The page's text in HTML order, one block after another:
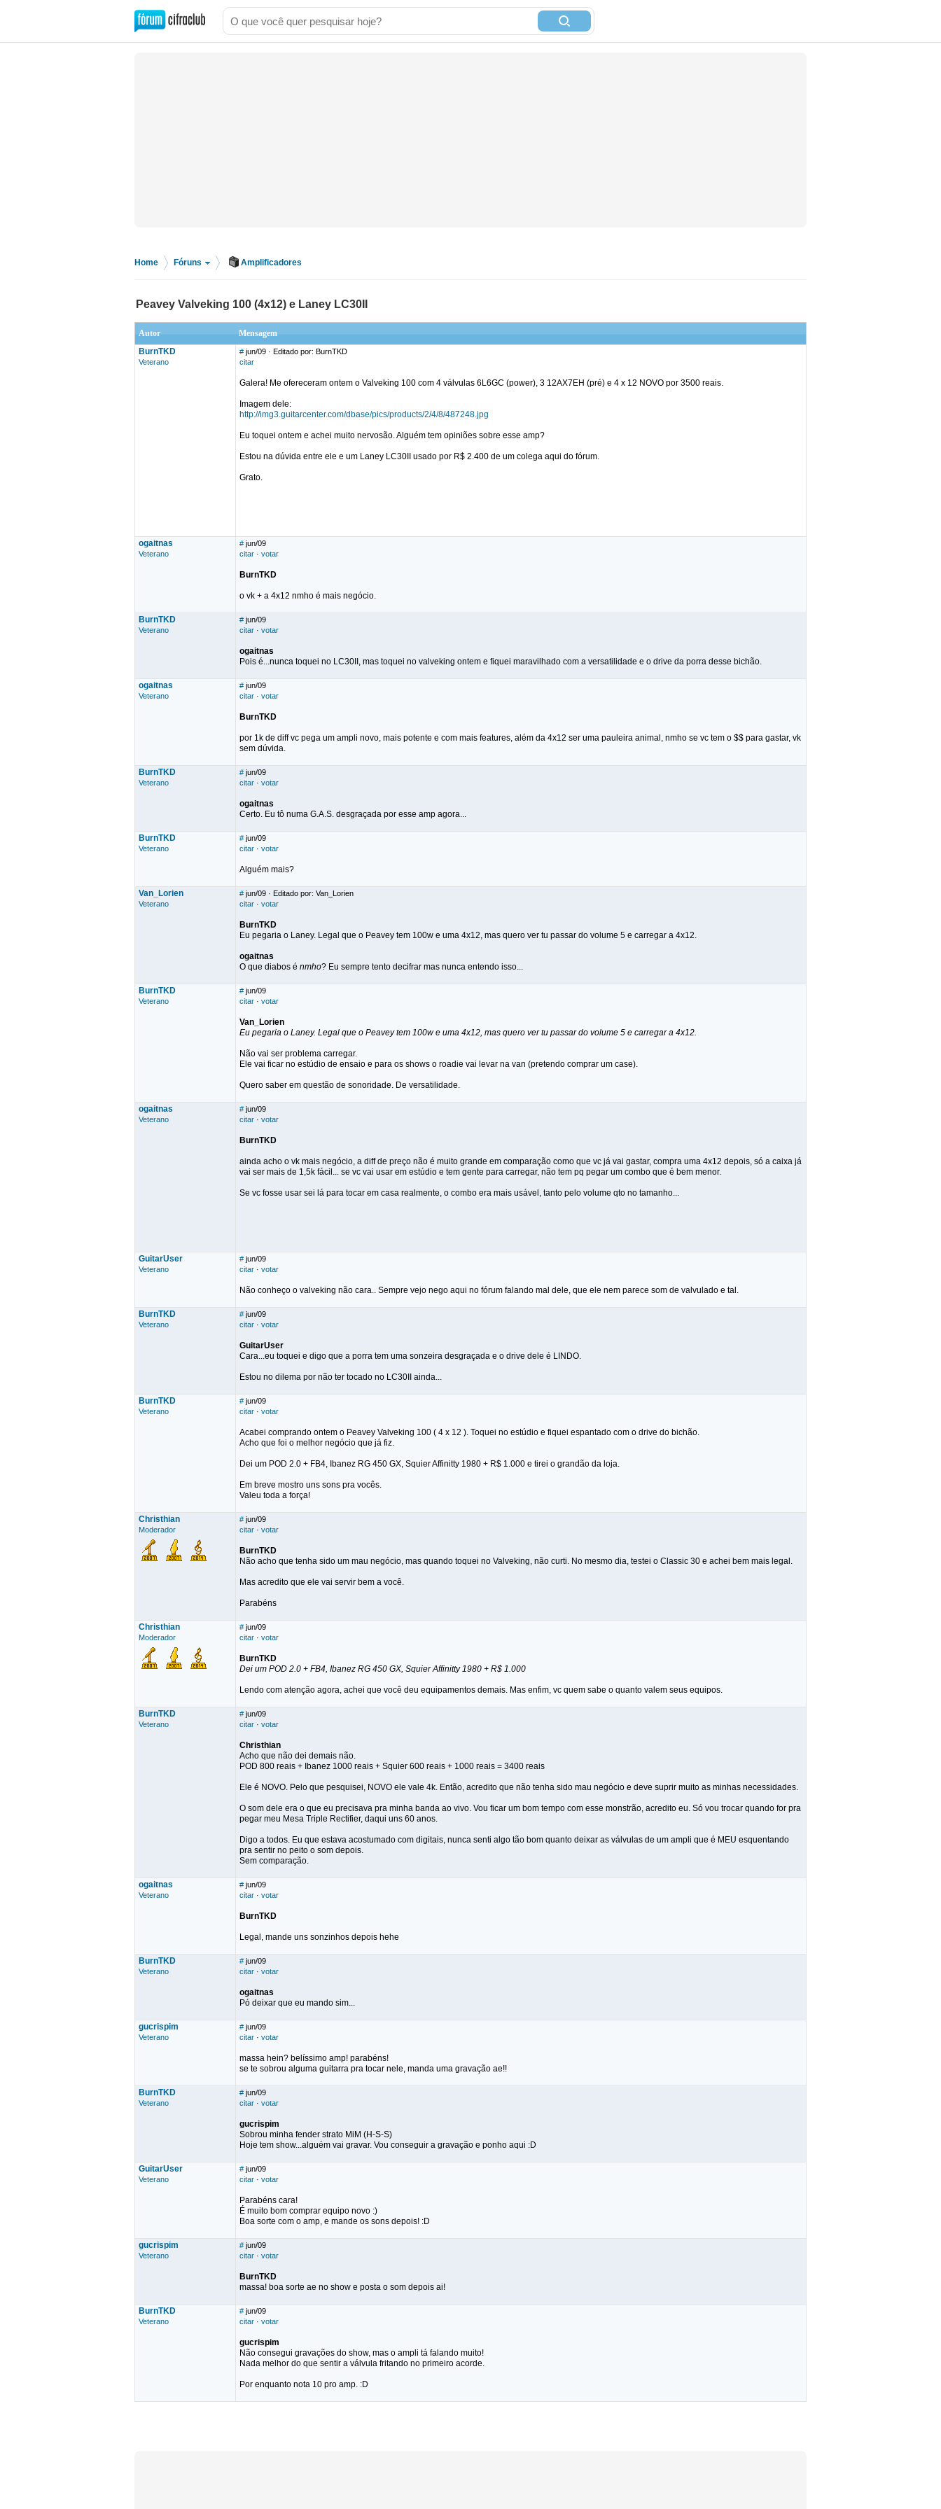
Home Fóruns Amplificadores
Peavey Valveking 100 (4x12) e Laney LC30II
Autor
Mensagem
BurnTKD
Veterano
# jun/09 · Editado por: BurnTKD
citar
Galera! Me ofereceram ontem o Valveking 100 com 4 válvulas 6L6GC (power), 3 12AX7EH (pré) e 4 x 12 NOVO por 3500 reais.
Imagem dele:
http://img3.guitarcenter.com/dbase/pics/products/2/4/8/487248.jpg
Eu toquei ontem e achei muito nervosão. Alguém tem opiniões sobre esse amp?
Estou na dúvida entre ele e um Laney LC30II usado por R$ 2.400 de um colega aqui do fórum.
Grato.
ogaitnas
Veterano
# jun/09
citar · votar
BurnTKD
o vk + a 4x12 nmho é mais negócio.
BurnTKD
Veterano
# jun/09
citar · votar
ogaitnas
Pois é...nunca toquei no LC30II, mas toquei no valveking ontem e fiquei maravilhado com a versatilidade e o drive da porra desse bichão.
ogaitnas
Veterano
# jun/09
citar · votar
BurnTKD
por 1k de diff vc pega um ampli novo, mais potente e com mais features, além da 4x12 ser uma pauleira animal, nmho se vc tem o $$ para gastar, vk
sem dúvida.
BurnTKD
Veterano
# jun/09
citar · votar
ogaitnas
Certo. Eu tô numa G.A.S. desgraçada por esse amp agora...
BurnTKD
Veterano
# jun/09
citar · votar
Alguém mais?
Van_Lorien
Veterano
# jun/09 · Editado por: Van_Lorien
citar · votar
BurnTKD
Eu pegaria o Laney. Legal que o Peavey tem 100w e uma 4x12, mas quero ver tu passar do volume 5 e carregar a 4x12.
ogaitnas
O que diabos é nmho? Eu sempre tento decifrar mas nunca entendo isso...
BurnTKD
Veterano
# jun/09
citar · votar
Van_Lorien
Eu pegaria o Laney. Legal que o Peavey tem 100w e uma 4x12, mas quero ver tu passar do volume 5 e carregar a 4x12.
Não vai ser problema carregar.
Ele vai ficar no estúdio de ensaio e para os shows o roadie vai levar na van (pretendo comprar um case).
Quero saber em questão de sonoridade. De versatilidade.
ogaitnas
Veterano
# jun/09
citar · votar
BurnTKD
ainda acho o vk mais negócio, a diff de preço não é muito grande em comparação como que vc já vai gastar, compra uma 4x12 depois, só a caixa já
vai ser mais de 1,5k fácil... se vc vai usar em estúdio e tem gente para carregar, não tem pq pegar um combo que é bem menor.
Se vc fosse usar sei lá para tocar em casa realmente, o combo era mais usável, tanto pelo volume qto no tamanho...
GuitarUser
Veterano
# jun/09
citar · votar
Não conheço o valveking não cara.. Sempre vejo nego aqui no fórum falando mal dele, que ele nem parece som de valvulado e tal.
BurnTKD
Veterano
# jun/09
citar · votar
GuitarUser
Cara...eu toquei e digo que a porra tem uma sonzeira desgraçada e o drive dele é LINDO.
Estou no dilema por não ter tocado no LC30II ainda...
BurnTKD
Veterano
# jun/09
citar · votar
Acabei comprando ontem o Peavey Valveking 100 ( 4 x 12 ). Toquei no estúdio e fiquei espantado com o drive do bichão.
Acho que foi o melhor negócio que já fiz.
Dei um POD 2.0 + FB4, Ibanez RG 450 GX, Squier Affinitty 1980 + R$ 1.000 e tirei o grandão da loja.
Em breve mostro uns sons pra vocês.
Valeu toda a força!
Christhian
Moderador
# jun/09
citar · votar
BurnTKD
Não acho que tenha sido um mau negócio, mas quando toquei no Valveking, não curti. No mesmo dia, testei o Classic 30 e achei bem mais legal.
Mas acredito que ele vai servir bem a você.
Parabéns
Christhian
Moderador
# jun/09
citar · votar
BurnTKD
Dei um POD 2.0 + FB4, Ibanez RG 450 GX, Squier Affinitty 1980 + R$ 1.000
Lendo com atenção agora, achei que você deu equipamentos demais. Mas enfim, vc quem sabe o quanto valem seus equipos.
BurnTKD
Veterano
# jun/09
citar · votar
Christhian
Acho que não dei demais não.
POD 800 reais + Ibanez 1000 reais + Squier 600 reais + 1000 reais = 3400 reais
Ele é NOVO. Pelo que pesquisei, NOVO ele vale 4k. Então, acredito que não tenha sido mau negócio e deve suprir muito as minhas necessidades.
O som dele era o que eu precisava pra minha banda ao vivo. Vou ficar um bom tempo com esse monstrão, acredito eu. Só vou trocar quando for pra
pegar meu Mesa Triple Rectifier, daqui uns 60 anos.
Digo a todos. Eu que estava acostumado com digitais, nunca senti algo tão bom quanto deixar as válvulas de um ampli que é MEU esquentando
pra sentir no peito o som depois.
Sem comparação.
ogaitnas
Veterano
# jun/09
citar · votar
BurnTKD
Legal, mande uns sonzinhos depois hehe
BurnTKD
Veterano
# jun/09
citar · votar
ogaitnas
Pó deixar que eu mando sim...
gucrispim
Veterano
# jun/09
citar · votar
massa hein? belíssimo amp! parabéns!
se te sobrou alguma guitarra pra tocar nele, manda uma gravação ae!!
BurnTKD
Veterano
# jun/09
citar · votar
gucrispim
Sobrou minha fender strato MiM (H-S-S)
Hoje tem show...alguém vai gravar. Vou conseguir a gravação e ponho aqui :D
GuitarUser
Veterano
# jun/09
citar · votar
Parabéns cara!
É muito bom comprar equipo novo :)
Boa sorte com o amp, e mande os sons depois! :D
gucrispim
Veterano
# jun/09
citar · votar
BurnTKD
massa! boa sorte ae no show e posta o som depois ai!
BurnTKD
Veterano
# jun/09
citar · votar
gucrispim
Não consegui gravações do show, mas o ampli tá falando muito!
Nada melhor do que sentir a válvula fritando no primeiro acorde.
Por enquanto nota 10 pro amp. :D